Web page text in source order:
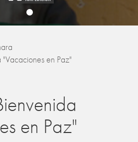
en Paz"
en Paz"